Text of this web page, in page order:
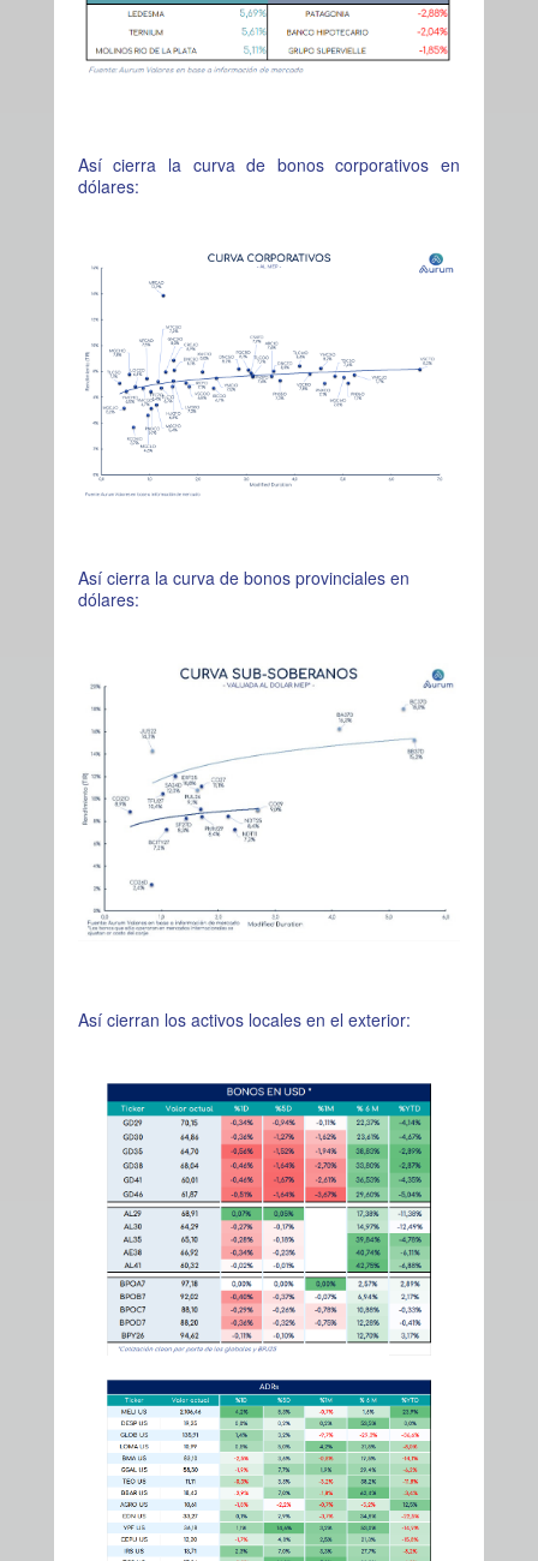
Así cierra la curva de bonos corporativos en
dólares:
Así cierra la curva de bonos provinciales en
dólares:
Así cierran los activos locales en el exterior: